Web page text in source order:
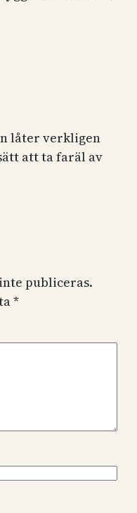
låter verkligen
att ta faräl av
publiceras.
*